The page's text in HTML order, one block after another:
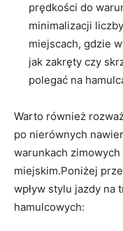
prędkości do
minimalizacji
miejscach, gdzie
jak zakręty czy
polegać na
Warto również
po nierównych
warunkach
miejskim.Poniżej
wpływ stylu jazdy na
hamulcowych: